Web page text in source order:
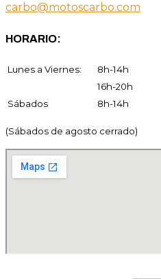
carbo@motoscarbo.com
HORARIO:
Lunes a Viernes:
8h-14h
16h-20h
Sábados
8h-14h
(Sábados de agosto cerrado)